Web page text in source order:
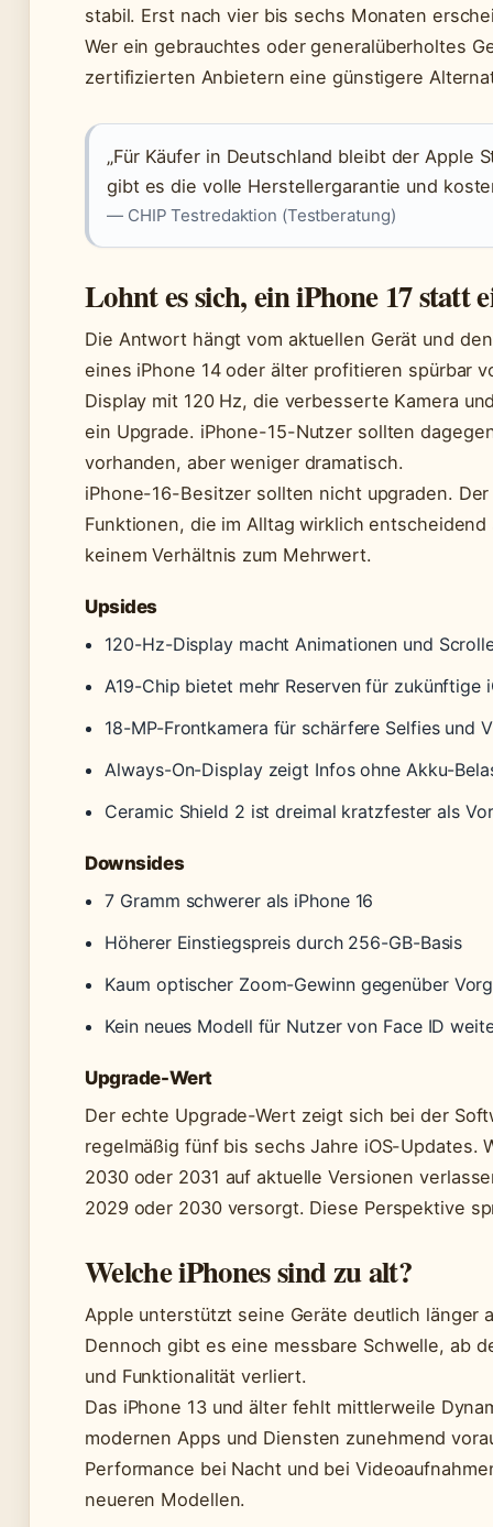
stabil. Erst nach vier bis sechs Monaten
Wer ein gebrauchtes oder generalüberholtes
zertifizierten Anbietern eine günstigere
„Für Käufer in Deutschland bleibt der Apple
gibt es die volle Herstellergarantie und
— CHIP Testredaktion (Testberatung)
Lohnt es sich, ein iPhone 17 statt
Die Antwort hängt vom aktuellen Gerät und
eines iPhone 14 oder älter profitieren spürbar
Display mit 120 Hz, die verbesserte Kamera
ein Upgrade. iPhone-15-Nutzer sollten
vorhanden, aber weniger dramatisch.
iPhone-16-Besitzer sollten nicht upgraden.
Funktionen, die im Alltag wirklich
keinem Verhältnis zum Mehrwert.
Upsides
120-Hz-Display macht Animationen und
A19-Chip bietet mehr Reserven für zukünftige
18-MP-Frontkamera für schärfere Selfies und
Always-On-Display zeigt Infos ohne Akku-
Ceramic Shield 2 ist dreimal kratzfester als
Downsides
7 Gramm schwerer als iPhone 16
Höherer Einstiegspreis durch 256-GB-Basis
Kaum optischer Zoom-Gewinn gegenüber
Kein neues Modell für Nutzer von Face ID
Upgrade-Wert
Der echte Upgrade-Wert zeigt sich bei der
regelmäßig fünf bis sechs Jahre iOS-Updates.
2030 oder 2031 auf aktuelle Versionen
2029 oder 2030 versorgt. Diese Perspektive
Welche iPhones sind zu alt?
Apple unterstützt seine Geräte deutlich länger
Dennoch gibt es eine messbare Schwelle, ab
und Funktionalität verliert.
Das iPhone 13 und älter fehlt mittlerweile
modernen Apps und Diensten zunehmend
Performance bei Nacht und bei
neueren Modellen.